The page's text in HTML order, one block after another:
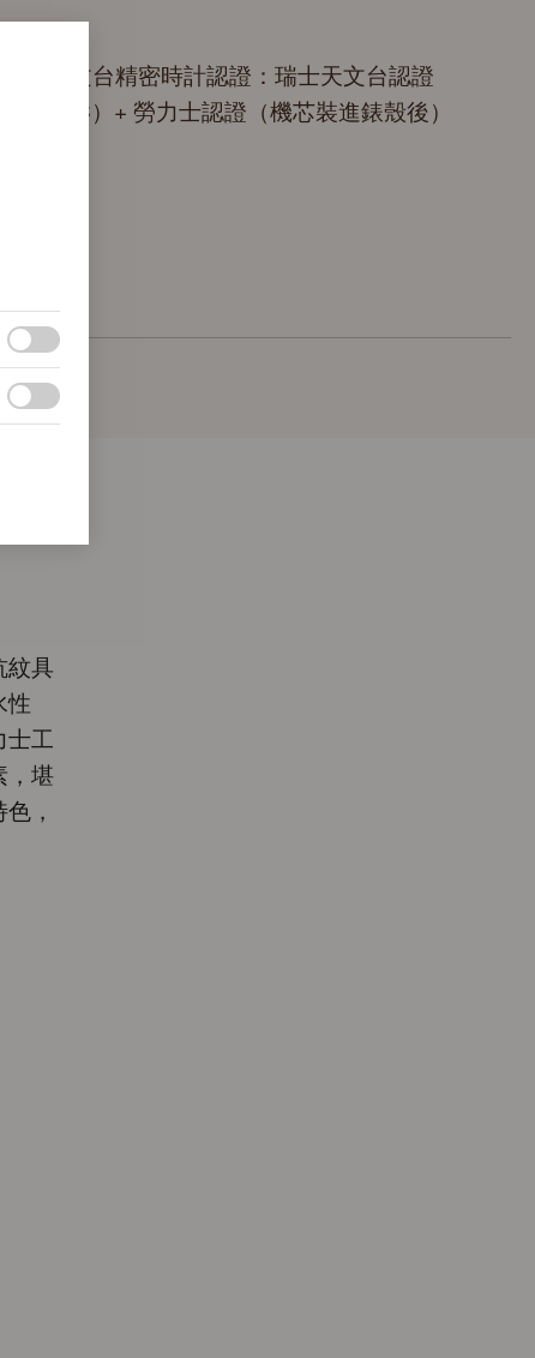
頂級天文台精密時計認證：瑞士天文台認證
（COSC）+ 勞力士認證（機芯裝進錶殼後）
紋具
性
工
，堪
，